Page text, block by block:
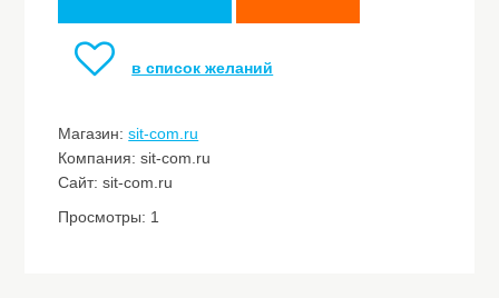
в список желаний
Магазин:sit-com.ru
Компания: sit-com.ru
Сайт: sit-com.ru
Просмотры: 1